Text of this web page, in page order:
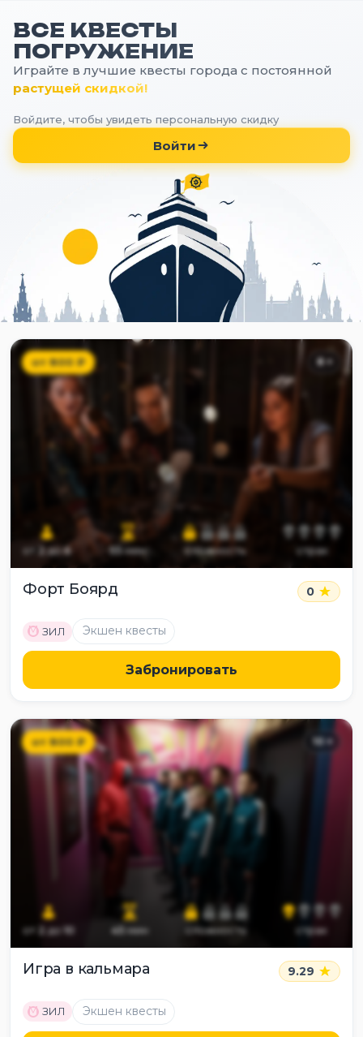
ВСЕ КВЕСТЫ
ПОГРУЖЕНИЕ
Играйте в лучшие квесты города с постоянной
растущей скидкой!
Войдите, чтобы увидеть персональную скидку
Войти
от800₽ 8+
от 2до6 55 мин сложность страх
Форт Боярд 0
M ЗИЛ Экшен квесты
Забронировать
от800₽ 10 +
от 2до 10 45мин сложность страх
Игра в кальмара 9.29
M ЗИЛ Экшен квесты